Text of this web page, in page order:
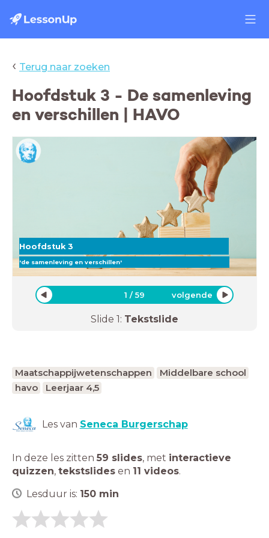
‹ Terug naar zoeken
Hoofdstuk 3 - De samenleving
en verschillen | HAVO
Hoofdstuk 3
'de samenleving en verschillen'
1 /59 volgende
Slide 1: Tekstslide
Maatschappijwetenschappen
Middelbare school
havo
Leerjaar 4,5
Les van Seneca Burgerschap
In deze les zitten 59 slides, met interactieve
quizzen, tekstslides en 11 videos.
Lesduur is: 150 min